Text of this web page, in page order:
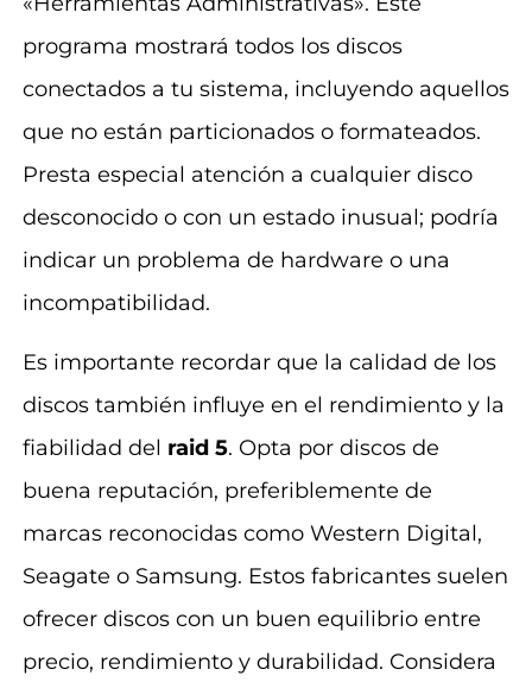
programa mostrará todos los discos
conectados a tu sistema, incluyendo aquellos
que no están particionados o formateados.
Presta especial atención a cualquier disco
desconocido o con un estado inusual; podría
indicar un problema de hardware o una
incompatibilidad.
Es importante recordar que la calidad de los
discos también influye en el rendimiento y la
fiabilidad del raid 5. Opta por discos de
buena reputación, preferiblemente de
marcas reconocidas como Western Digital,
Seagate o Samsung. Estos fabricantes suelen
ofrecer discos con un buen equilibrio entre
precio, rendimiento y durabilidad. Considera